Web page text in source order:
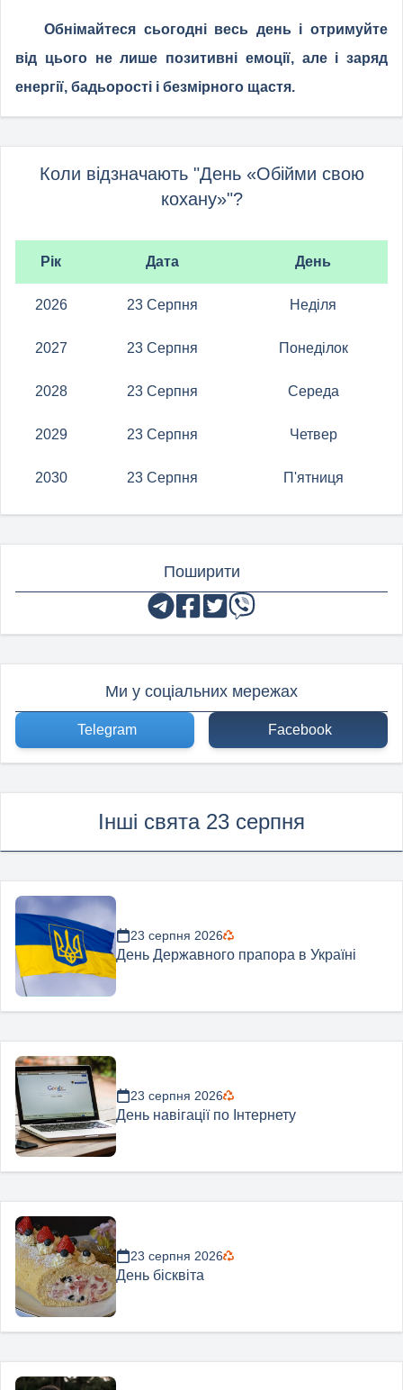
Обнімайтеся сьогодні весь день і отримуйте
від цього не лише позитивні емоції, але і заряд
енергії, бадьорості і безмірного щастя.
Коли відзначають "День «Обійми свою
кохану»"?
Рік Дата День
2026 23 Серпня Неділя
2027 23 Серпня Понеділок
2028 23 Серпня Середа
2029 23 Серпня Четвер
2030 23 Серпня П'ятниця
Поширити
Ми у соціальних мережах
Telegram Facebook
Інші свята 23 серпня
23 серпня 2026
День Державного прапора в Україні
23 серпня 2026
День навігації по Інтернету
23 серпня 2026
День бісквіта